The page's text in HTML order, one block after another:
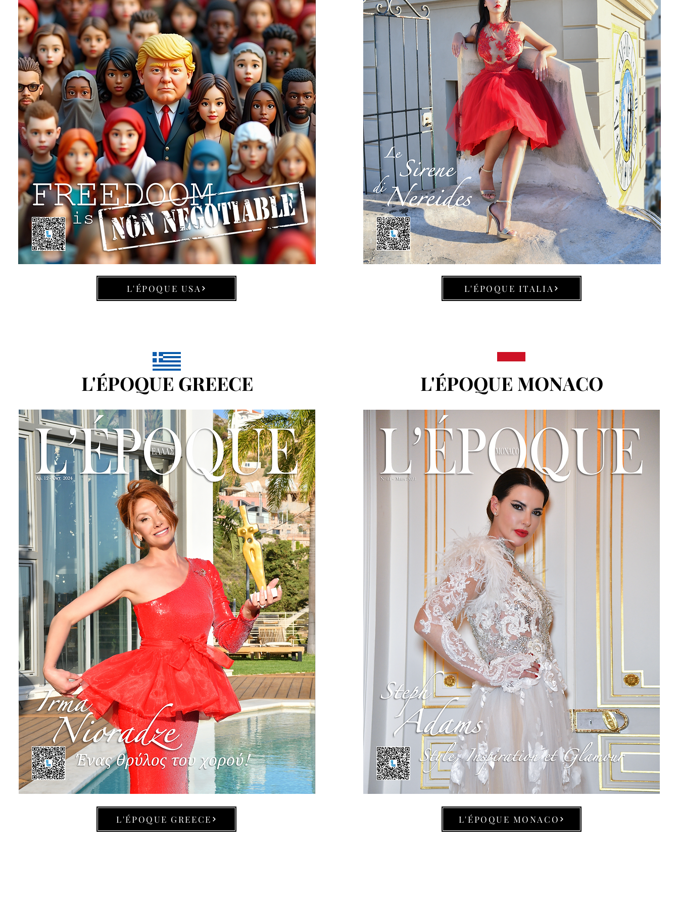
L'ÉPOQUE USA
L'ÉPOQUE GREECE
L'ÉPOQUE GREECE
L'ÉPOQUE ITALIA
L'ÉPOQUE MONACO
L'ÉPOQUE MONACO